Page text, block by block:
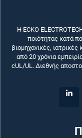
Η ECKO
ποιότητας κατά
βιομηχανικές,
από 20 χρόνια
cUL/UL. Διεθνής